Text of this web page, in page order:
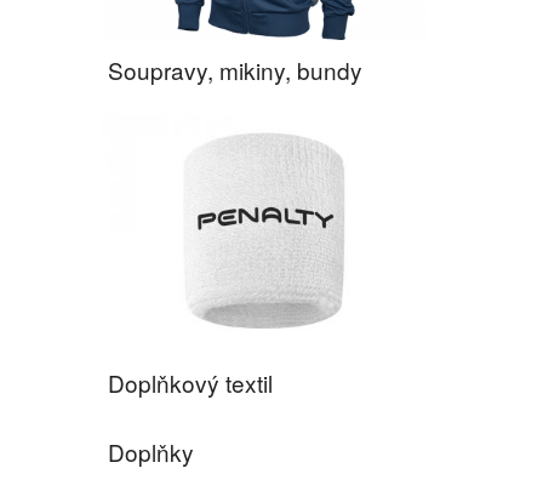
Soupravy, mikiny, bundy
Doplňkový textil
Doplňky